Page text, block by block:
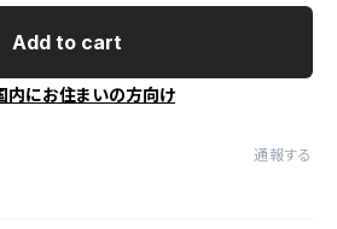
Add to cart
内にお住まいの方向け
通報する